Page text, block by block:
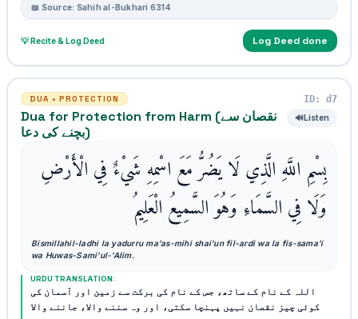
📖 Source: Sahih al-Bukhari 6314
💡 Recite & Log Deed Log Deed done
DUA • PROTECTION ID: d7
Dua for Protection from Harm (نقصان سے
بچنے کی دعا)
🔊Listen
بِسْمِ اللَّهِ الَّذِي لَا يَضُرُّ مَعَ اسْمِهِ شَيْءٌ فِي الْأَرْضِ
وَلَا فِي السَّمَاءِ وَهُوَ السَّمِيعُ الْعَلِيمُ
Bismillahil-ladhi la yadurru ma'as-mihi shai'un fil-ardi wa la fis-sama'i
wa Huwas-Sami'ul-'Alim.
URDU TRANSLATION:
اللہ کے نام کے ساتھ، جس کے نام کی برکت سے زمین اور آسمان کی
کوئی چیز نقصان نہیں پہنچا سکتی، اور وہ سننے والا، جاننے والا